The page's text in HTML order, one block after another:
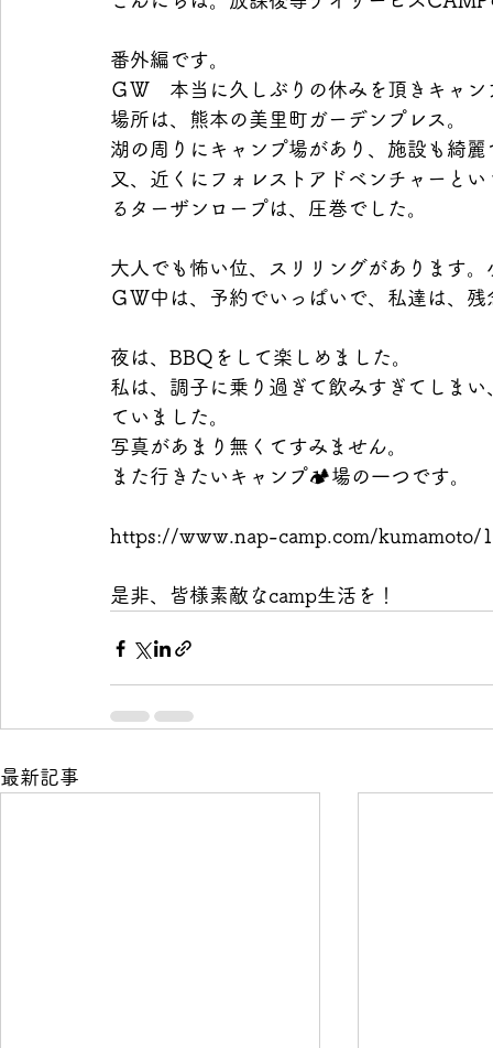
番外編です。
ＧＷ　本当に久しぶりの休みを頂きキャ
場所は、熊本の美里町ガーデンプレス。
湖の周りにキャンプ場があり、施設も綺麗
又、近くにフォレストアドベンチャーと
るターザンロープは、圧巻でした。
大人でも怖い位、スリリングがあります
ＧＷ中は、予約でいっぱいで、私達は、
夜は、BBQをして楽しめました。
私は、調子に乗り過ぎて飲みすぎてしま
ていました。
写真があまり無くてすみません。
また行きたいキャンプ🏕場の一つです。
https://www.nap-camp.com/kumamoto/
是非、皆様素敵なcamp生活を！
最新記事